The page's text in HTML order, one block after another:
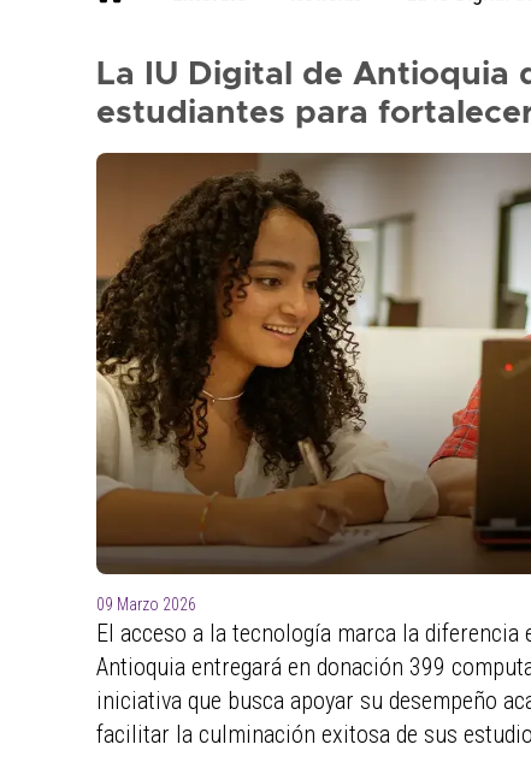
La IU Digital de Antioquia
estudiantes para
09 Marzo 2026
El acceso a la tecnología marca la
Antioquia entregará en donación 399
iniciativa que busca apoyar su desempeño
facilitar la culminación exitosa de sus